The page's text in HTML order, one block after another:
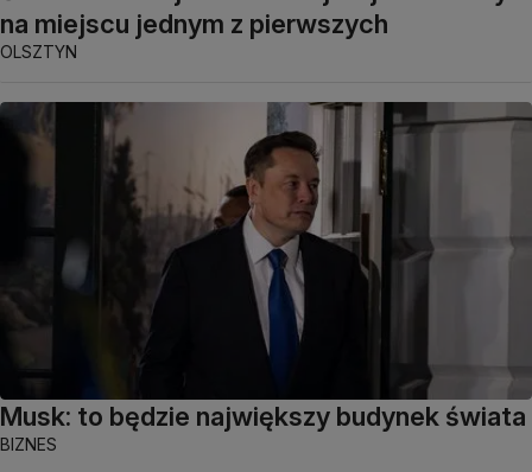
na miejscu jednym z pierwszych
OLSZTYN
Musk: to będzie największy budynek świata
BIZNES